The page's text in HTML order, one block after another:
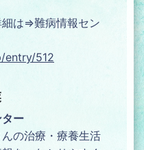
は⇒難病情報セン
entry/512
ー
の治療・療養生活